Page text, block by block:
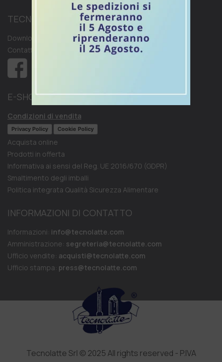
TECNOLATTE.IT
Downloads
Contatti
E-SHOP
Condizioni di vendita
Privacy Policy Cookie Policy
Acquista online
Prodotti in offerta
Informativa ai sensi del Reg. UE 2016/670 (GDPR)
Smaltimento degli imballi
Politica integrata Qualità Sicurezza Alimentare
INFORMAZIONI DI CONTATTO
Informazioni: info@tecnolatte.com
Amministrazione: segreteria@tecnolatte.com
Ufficio vendite: acquisti@tecnolatte.com
Ufficio stampa: press@tecnolatte.com
Tecnolatte Srl © 2025 All rights reserved - P.IVA